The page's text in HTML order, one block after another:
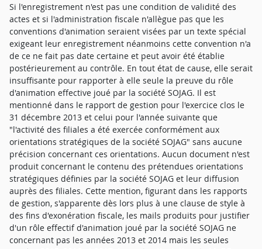
Si l'enregistrement n'est pas une condition de validité des
actes et si l'administration fiscale n'allègue pas que les
conventions d'animation seraient visées par un texte spécial
exigeant leur enregistrement néanmoins cette convention n'a
de ce ne fait pas date certaine et peut avoir été établie
postérieurement au contrôle. En tout état de cause, elle serait
insuffisante pour rapporter à elle seule la preuve du rôle
d'animation effective joué par la société SOJAG. Il est
mentionné dans le rapport de gestion pour l'exercice clos le
31 décembre 2013 et celui pour l'année suivante que
"l'activité des filiales a été exercée conformément aux
orientations stratégiques de la société SOJAG" sans aucune
précision concernant ces orientations. Aucun document n'est
produit concernant le contenu des prétendues orientations
stratégiques définies par la société SOJAG et leur diffusion
auprès des filiales. Cette mention, figurant dans les rapports
de gestion, s'apparente dès lors plus à une clause de style à
des fins d'exonération fiscale, les mails produits pour justifier
d'un rôle effectif d'animation joué par la société SOJAG ne
concernant pas les années 2013 et 2014 mais les seules